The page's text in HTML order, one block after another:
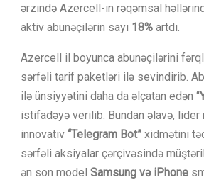
ərzində Azercell-in rəqəmsal
aktiv abunəçilərin sayı 18% artdı.
Azercell il boyunca abunəçilərini
sərfəli tarif paketləri ilə sevindirib.
ilə ünsiyyətini daha da əlçatan edən “
istifadəyə verilib. Bundan əlavə,
innovativ “Telegram Bot” xidmətini
sərfəli aksiyalar çərçivəsində
ən son model Samsung və iPhone